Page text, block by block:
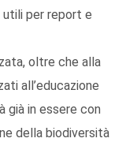
utili per report e
oltre che alla
all’educazione
già in essere con
della biodiversità